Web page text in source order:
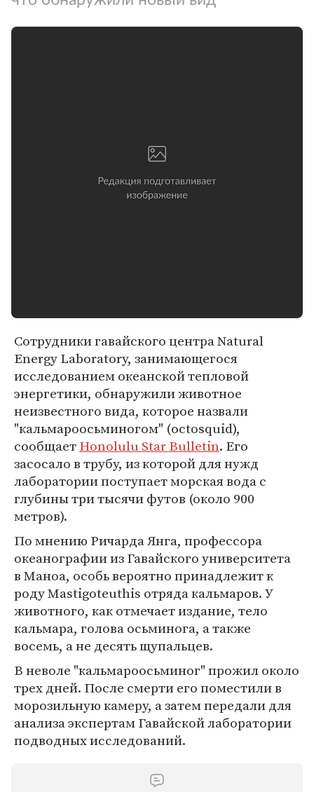
Сотрудники гавайского центра Natural
Energy Laboratory, занимающегося
исследованием океанской тепловой
энергетики, обнаружили животное
неизвестного вида, которое назвали
"кальмароосьминогом" (octosquid),
сообщаетHonolulu Star Bulletin. Его
засосало в трубу, из которой для нужд
лаборатории поступает морская вода с
глубины три тысячи футов (около 900
метров).
По мнению Ричарда Янга, профессора
океанографии из Гавайского университета
в Маноа, особь вероятно принадлежит к
роду Mastigoteuthis отряда кальмаров. У
животного, как отмечает издание, тело
кальмара, голова осьминога, а также
восемь, а не десять щупальцев.
В неволе "кальмароосьминог" прожил около
трех дней. После смерти его поместили в
морозильную камеру, а затем передали для
анализа экспертам Гавайской лаборатории
подводных исследований.